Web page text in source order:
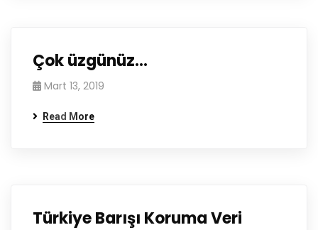
Çok üzgünüz…
Mart 13, 2019
Read More
Türkiye Barışı Koruma Veri